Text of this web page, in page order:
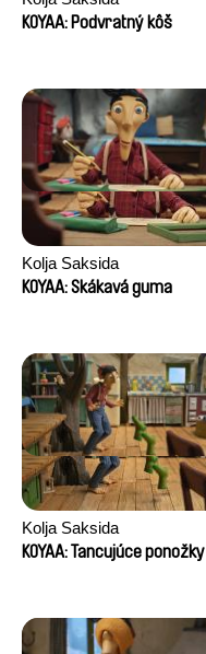
KOYAA: Podvratný kôš
Kolja Saksida
KOYAA: Skákavá guma
Kolja Saksida
KOYAA: Tancujúce ponožky